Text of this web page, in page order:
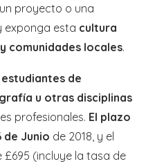
proyecto o una
exponga esta cultura
comunidades locales.
estudiantes de
u otras disciplinas
profesionales. El plazo
de Junio de 2018, y el
(incluye la tasa de